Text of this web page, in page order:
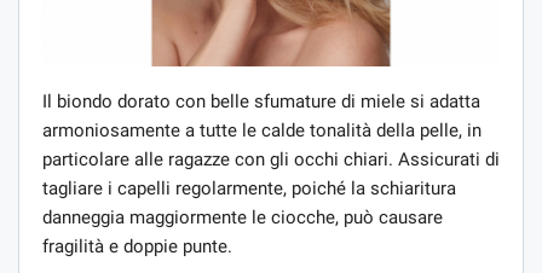
Il biondo dorato con belle sfumature di miele si adatta
armoniosamente a tutte le calde tonalità della pelle, in
particolare alle ragazze con gli occhi chiari. Assicurati di
tagliare i capelli regolarmente, poiché la schiaritura
danneggia maggiormente le ciocche, può causare
fragilità e doppie punte.